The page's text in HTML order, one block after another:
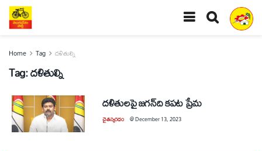
Home Tag దళితుల్ని
Tag:దళితుల్ని
దళితులపై జగన్‌ది కపట ప్రేమ
చైతన్యరధం @December 13, 2023